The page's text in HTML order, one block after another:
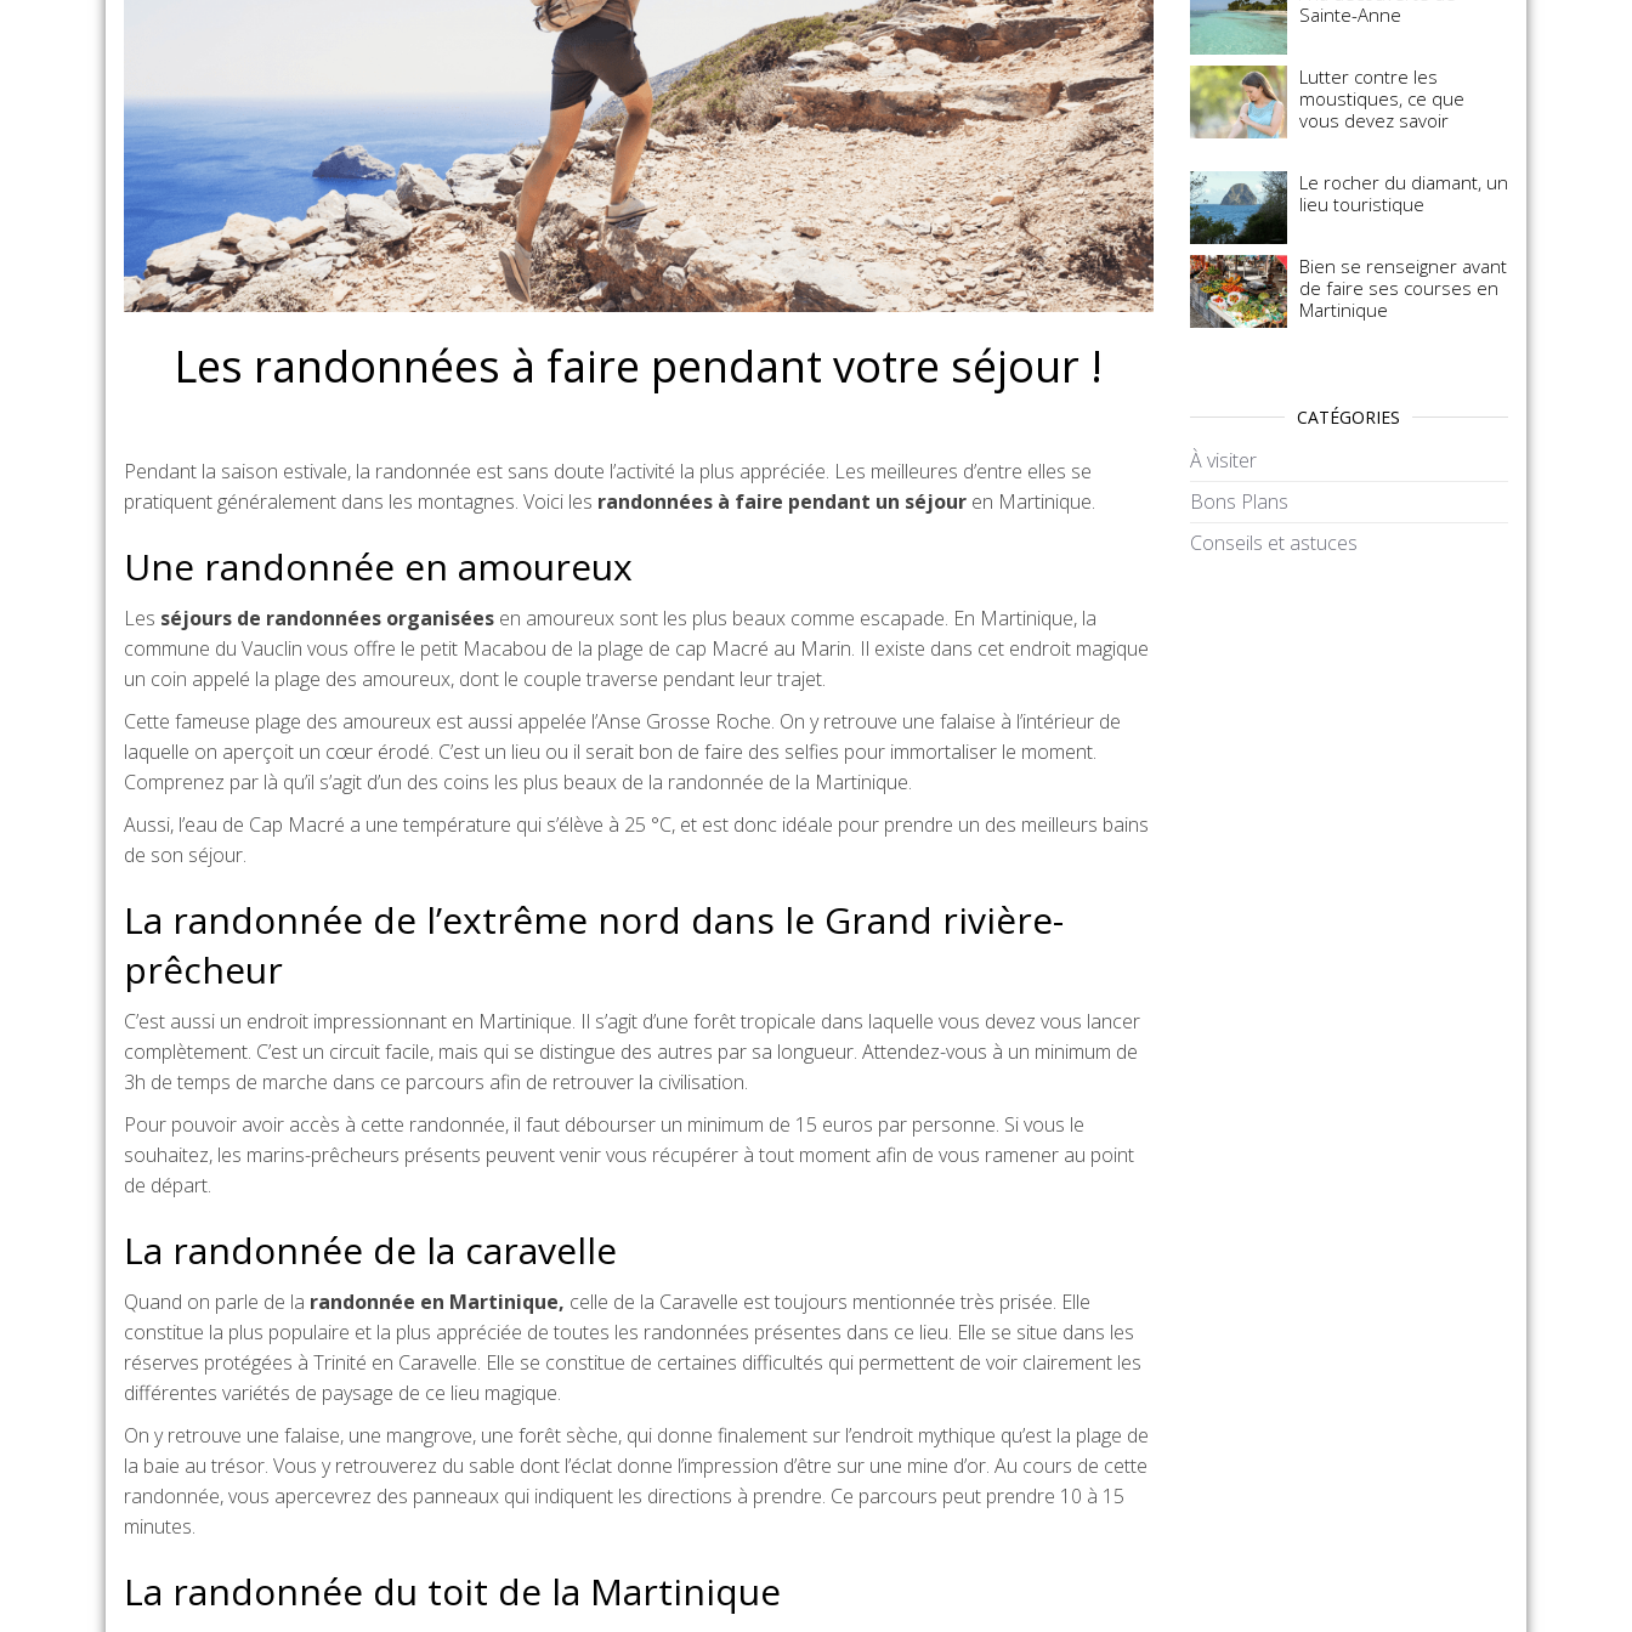
Les randonnées à faire pendant votre séjour !
Pendant la saison estivale, la randonnée est sans doute l’activité la plus appréciée. Les meilleures d’entre elles se
pratiquent généralement dans les montagnes. Voici les randonnées à faire pendant un séjour en Martinique.
Une randonnée en amoureux
Les séjours de randonnées organisées en amoureux sont les plus beaux comme escapade. En Martinique, la
commune du Vauclin vous offre le petit Macabou de la plage de cap Macré au Marin. Il existe dans cet endroit magique
un coin appelé la plage des amoureux, dont le couple traverse pendant leur trajet.
Cette fameuse plage des amoureux est aussi appelée l’Anse Grosse Roche. On y retrouve une falaise à l’intérieur de
laquelle on aperçoit un cœur érodé. C’est un lieu ou il serait bon de faire des selfies pour immortaliser le moment.
Comprenez par là qu’il s’agit d’un des coins les plus beaux de la randonnée de la Martinique.
Aussi, l’eau de Cap Macré a une température qui s’élève à 25 °C, et est donc idéale pour prendre un des meilleurs bains
de son séjour.
La randonnée de l’extrême nord dans le Grand rivière-
prêcheur
C’est aussi un endroit impressionnant en Martinique. Il s’agit d’une forêt tropicale dans laquelle vous devez vous lancer
complètement. C’est un circuit facile, mais qui se distingue des autres par sa longueur. Attendez-vous à un minimum de
3h de temps de marche dans ce parcours afin de retrouver la civilisation.
Pour pouvoir avoir accès à cette randonnée, il faut débourser un minimum de 15 euros par personne. Si vous le
souhaitez, les marins-prêcheurs présents peuvent venir vous récupérer à tout moment afin de vous ramener au point
de départ.
La randonnée de la caravelle
Quand on parle de la randonnée en Martinique, celle de la Caravelle est toujours mentionnée très prisée. Elle
constitue la plus populaire et la plus appréciée de toutes les randonnées présentes dans ce lieu. Elle se situe dans les
réserves protégées à Trinité en Caravelle. Elle se constitue de certaines difficultés qui permettent de voir clairement les
différentes variétés de paysage de ce lieu magique.
On y retrouve une falaise, une mangrove, une forêt sèche, qui donne finalement sur l’endroit mythique qu’est la plage de
la baie au trésor. Vous y retrouverez du sable dont l’éclat donne l’impression d’être sur une mine d’or. Au cours de cette
randonnée, vous apercevrez des panneaux qui indiquent les directions à prendre. Ce parcours peut prendre 10 à 15
minutes.
La randonnée du toit de la Martinique
Sainte-Anne
Lutter contre les
moustiques, ce que
vous devez savoir
Le rocher du diamant, un
lieu touristique
Bien se renseigner avant
de faire ses courses en
Martinique
CATÉGORIES
À visiter
Bons Plans
Conseils et astuces